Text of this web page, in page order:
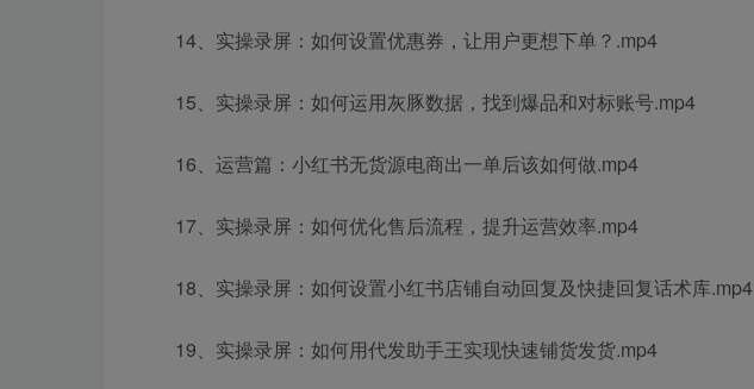
14、实操录屏：如何设置优惠券，让用户更想下单？.mp4
15、实操录屏：如何运用灰豚数据，找到爆品和对标账号.mp4
16、运营篇：小红书无货源电商出一单后该如何做.mp4
17、实操录屏：如何优化售后流程，提升运营效率.mp4
18、实操录屏：如何设置小红书店铺自动回复及快捷回复话术库.mp4
19、实操录屏：如何用代发助手王实现快速铺货发货.mp4